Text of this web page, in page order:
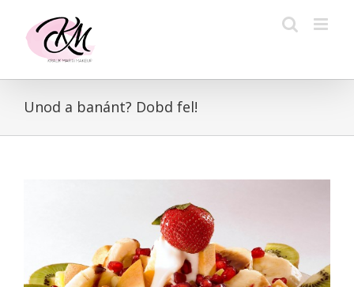
Unod a banánt? Dobd fel!